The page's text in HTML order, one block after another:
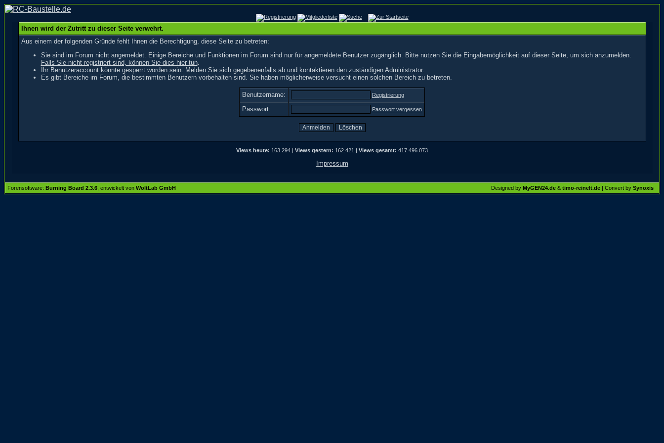
Ihnen wird der Zutritt zu dieser Seite verwehrt.
Aus einem der folgenden Gründe fehlt Ihnen die Berechtigung, diese Seite zu betreten:
Sie sind im Forum nicht angemeldet. Einige Bereiche und Funktionen im Forum sind nur für angemeldete Benutzer zugänglich. Bitte nutzen Sie die Eingabemöglichkeit auf dieser Seite, um sich anzumelden.
Falls Sie nicht registriert sind, können Sie dies hier tun.
Ihr Benutzeraccount könnte gesperrt worden sein. Melden Sie sich gegebenenfalls ab und kontaktieren den zuständigen Administrator.
Es gibt Bereiche im Forum, die bestimmten Benutzern vorbehalten sind. Sie haben möglicherweise versucht einen solchen Bereich zu betreten.
Benutzername: Registrierung
Passwort: Passwort vergessen
Views heute: 163.294 | Views gestern: 162.421 | Views gesamt: 417.496.073
Impressum
Forensoftware: Burning Board 2.3.6 , entwickelt von WoltLab GmbH Designed by MyGEN24.de & timo-reinelt.de | Convert by Synoxis